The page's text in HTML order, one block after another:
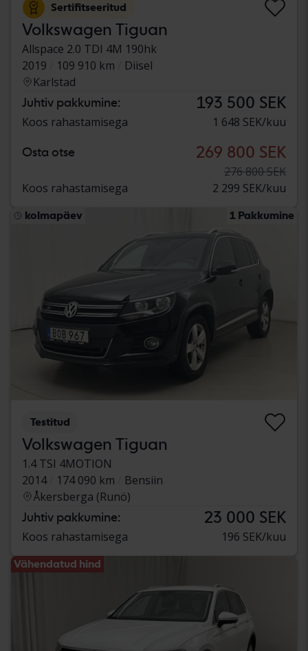
Sertifitseeritud
Volkswagen Tiguan
Allspace 2.0 TDI 4M 190hk
2019
109 910 km
Diisel
Karlstad
Juhtiv pakkumine: 193 500 SEK
Koos rahastamisega 1 648 SEK/kuu
Osta otse 269 800 SEK
276 800 SEK
Koos rahastamisega
2 299 SEK/kuu
kolmapäev 1 Pakkumine
Testitud
Volkswagen Tiguan
1.4 TSI 4MOTION
2014
174 090 km
Bensiin
Åkersberga (Runö)
Juhtiv pakkumine: 23 000 SEK
Koos rahastamisega 196 SEK/kuu
Vähendatud hind